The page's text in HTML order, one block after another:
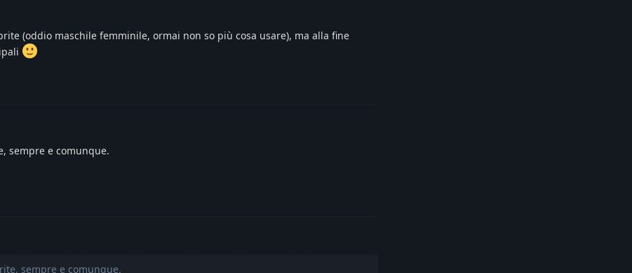
(oddio maschile femminile, ormai non so più cosa usare), ma alla fine
sempre e comunque.
sempre e comunque.